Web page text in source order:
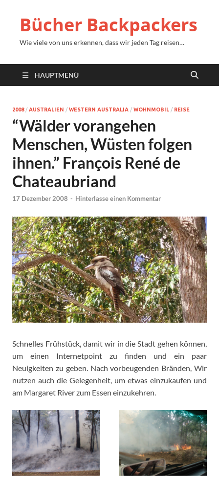
Bücher Backpackers
Wie viele von uns erkennen, dass wir jeden Tag reisen…
HAUPTMENÜ
2008/ AUSTRALIEN / WESTERN AUSTRALIA / WOHNMOBIL / REISE
“Wälder vorangehen
Menschen, Wüsten folgen
ihnen.” François René de
Chateaubriand
17 Dezember 2008 - Hinterlasse einen Kommentar
Schnelles Frühstück, damit wir in die Stadt gehen können,
um einen Internetpoint zu finden und ein paar
Neuigkeiten zu geben. Nach vorbeugenden Bränden, Wir
nutzen auch die Gelegenheit, um etwas einzukaufen und
am Margaret River zum Essen einzukehren.